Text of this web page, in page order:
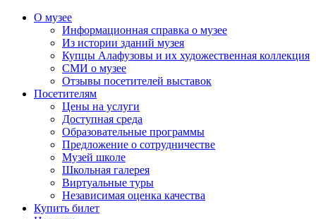
О музее
Информационная справка о музее
Из истории зданий музея
Купцы Алафузовы и их художественная коллекция
СМИ о музее
Отзывы посетителей выставок
Посетителям
Цены на услуги
Доступная среда
Образовательные программы
Предложение о сотрудничестве
Музей школе
Школьная галерея
Виртуальные туры
Независимая оценка качества
Купить билет